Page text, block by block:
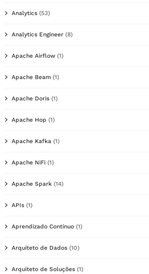
Analytics (53)
Analytics Engineer (8)
Apache Airflow (1)
Apache Beam (1)
Apache Doris (1)
Apache Hop (1)
Apache Kafka (1)
Apache NiFi (1)
Apache Spark (14)
APIs (1)
Aprendizado Contínuo (1)
Arquiteto de Dados (10)
Arquiteto de Soluções (1)